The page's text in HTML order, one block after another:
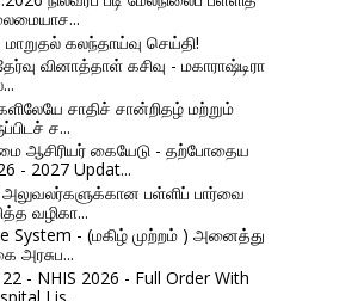
கலந்தாய்வு செய்தி!
வி​னாத்​தாள் கசிவு - மகா​ராஷ்டி​ரா​
சாதிச் சான்றிதழ் மற்றும்
ச...
ஆசிரியர் கையேடு - தற்போதைய
- 2027 Updat...
பள்ளிப் பார்வை
வழிகா...
System - (மகிழ் முற்றம் ) அனைத்து
அரசுப...
- NHIS 2026 - Full Order With
Lis...